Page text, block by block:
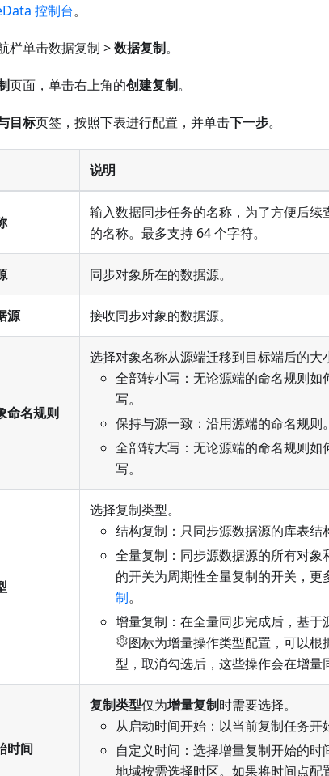
控制台。
栏单击数据复制 >数据复制。
页面，单击右上角的创建复制。
目标页签，按照下表进行配置，并单击下一步。
说明
输入数据同步任务的名称，为了方便后续
的名称。最多支持 64 个字符。
同步对象所在的数据源。
源 接收同步对象的数据源。
命名规则
选择对象名称从源端迁移到目标端后的大
全部转小写：无论源端的命名规则
写。
保持与源一致：沿用源端的命名规则。
全部转大写：无论源端的命名规则
写。
选择复制类型。
结构复制：只同步源数据源的库表结
全量复制：同步源数据源的所有对
的开关为周期性全量复制的开关，更
制。
增量复制：在全量同步完成后，基于
图标为增量操作类型配置，可以
型，取消勾选后，这些操作会在增量
时间
复制类型仅为增量复制时需要选择。
从启动时间开始：以当前复制任务开
自定义时间：选择增量复制开始的
地域按需选择时区。如果将时间点